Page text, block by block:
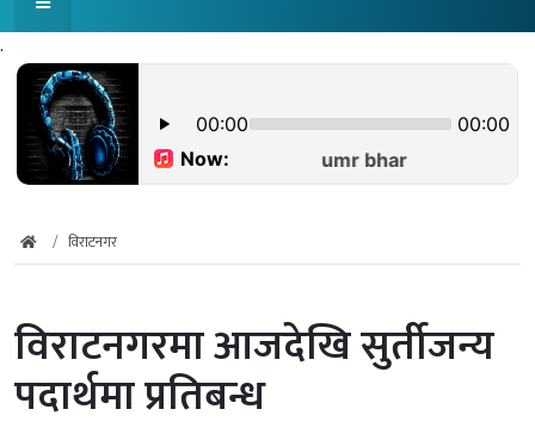
.
विराटनगर
विराटनगरमा आजदेखि सुर्तीजन्य
पदार्थमा प्रतिबन्ध